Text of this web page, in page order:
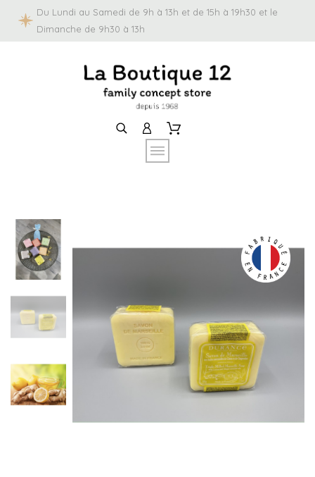
Du Lundi au Samedi de 9h à 13h et de 15h à 19h30 et le
Dimanche de 9h30 à 13h